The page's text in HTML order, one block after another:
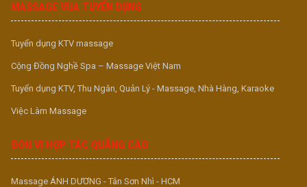
MASSAGE VUA TUYỂN DỤNG
Tuyển dụng KTV massage
Cộng Đồng Nghề Spa – Massage Việt Nam
Tuyển dụng KTV, Thu Ngân, Quản Lý - Massage, Nhà Hàng, Karaoke
Việc Làm Massage
ĐƠN VỊ HỢP TÁC QUẢNG CÁO
Massage ÁNH DƯƠNG - Tân Sơn Nhì - HCM